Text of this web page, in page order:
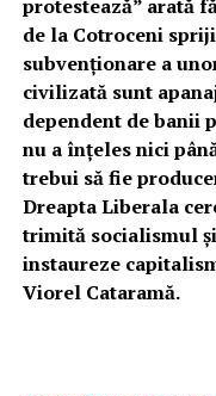
protestează” arată
de la Cotroceni
subvenționare a
civilizată sunt
dependent de banii
nu a înțeles nici
trebui să fie
Dreapta Liberala
trimită socialismul
instaureze
Viorel Cataramă.